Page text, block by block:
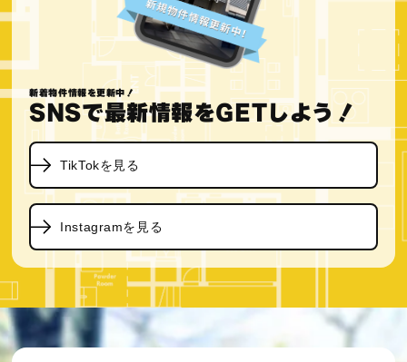
新着物件情報を更新中！
SNSで最新情報をGETしよう！
TikTokを見る
Instagramを見る